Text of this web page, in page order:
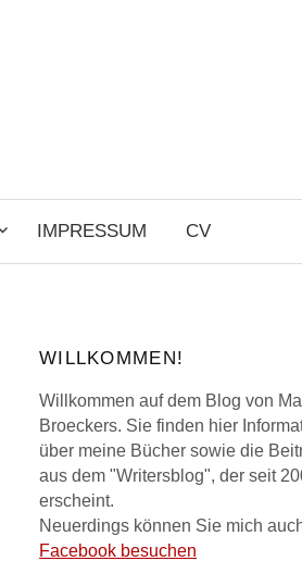
IMPRESSUM CV
WILLKOMMEN!
Willkommen auf dem Blog von
Broeckers. Sie finden hier
über meine Bücher sowie die
aus dem "Writersblog", der seit
erscheint.
Neuerdings können Sie mich
Facebook besuchen